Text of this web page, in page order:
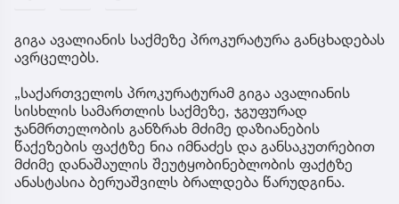
გიგა ავალიანის საქმეზე პროკურატურა განცხადებას
ავრცელებს.
„საქართველოს პროკურატურამ გიგა ავალიანის
სისხლის სამართლის საქმეზე, ჯგუფურად
ჯანმრთელობის განზრახ მძიმე დაზიანების
წაქეზების ფაქტზე ნია იმნაძეს და განსაკუთრებით
მძიმე დანაშაულის შეუტყობინებლობის ფაქტზე
ანასტასია ბერუაშვილს ბრალდება წარუდგინა.